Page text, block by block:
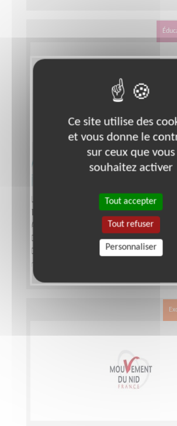
Actions de prévention
jeunes
Lieu :
TOULON (83000)
Opération de sensibilisation
Association :
Mouvement du Nid -
Date :
Tout le temps
Disponibilité demandée :plusieurs
mois (jours ouvrables)
Ce site utilise des
et vous donne le
sur ceux que vous
souhaitez activer
Tout accepter
Tout refuser
Personnaliser